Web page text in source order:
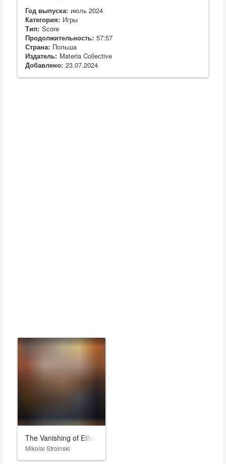
Год выпуска: июль 2024
Категория: Игры
Тип: Score
Продолжительность: 57:57
Страна: Польша
Издатель: Materia Collective
Добавлено: 23.07.2024
The Vanishing of Ethan Carter
Mikolai Stroinski